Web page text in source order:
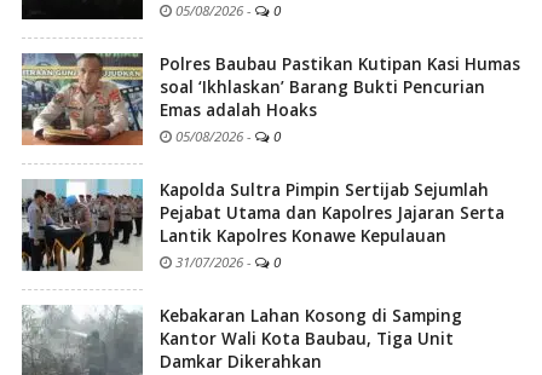
05/08/2026 - 0
Polres Baubau Pastikan Kutipan Kasi Humas
soal ‘Ikhlaskan’ Barang Bukti Pencurian
Emas adalah Hoaks
05/08/2026 - 0
Kapolda Sultra Pimpin Sertijab Sejumlah
Pejabat Utama dan Kapolres Jajaran Serta
Lantik Kapolres Konawe Kepulauan
31/07/2026 - 0
Kebakaran Lahan Kosong di Samping
Kantor Wali Kota Baubau, Tiga Unit
Damkar Dikerahkan